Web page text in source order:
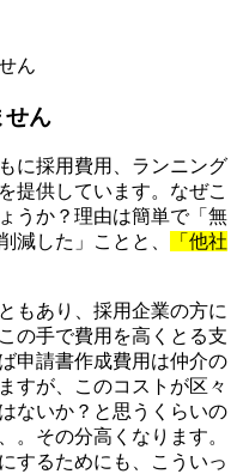
せん
に採用費用、ランニング
を提供しています。なぜこ
うか？理由は簡単で「無
減した」ことと、
「他社
もあり、採用企業の方に
の手で費用を高くとる支
申請書作成費用は仲介の
すが、このコストが区々
ないか？と思うくらいの
。その分高くなります。
するためにも、こういっ